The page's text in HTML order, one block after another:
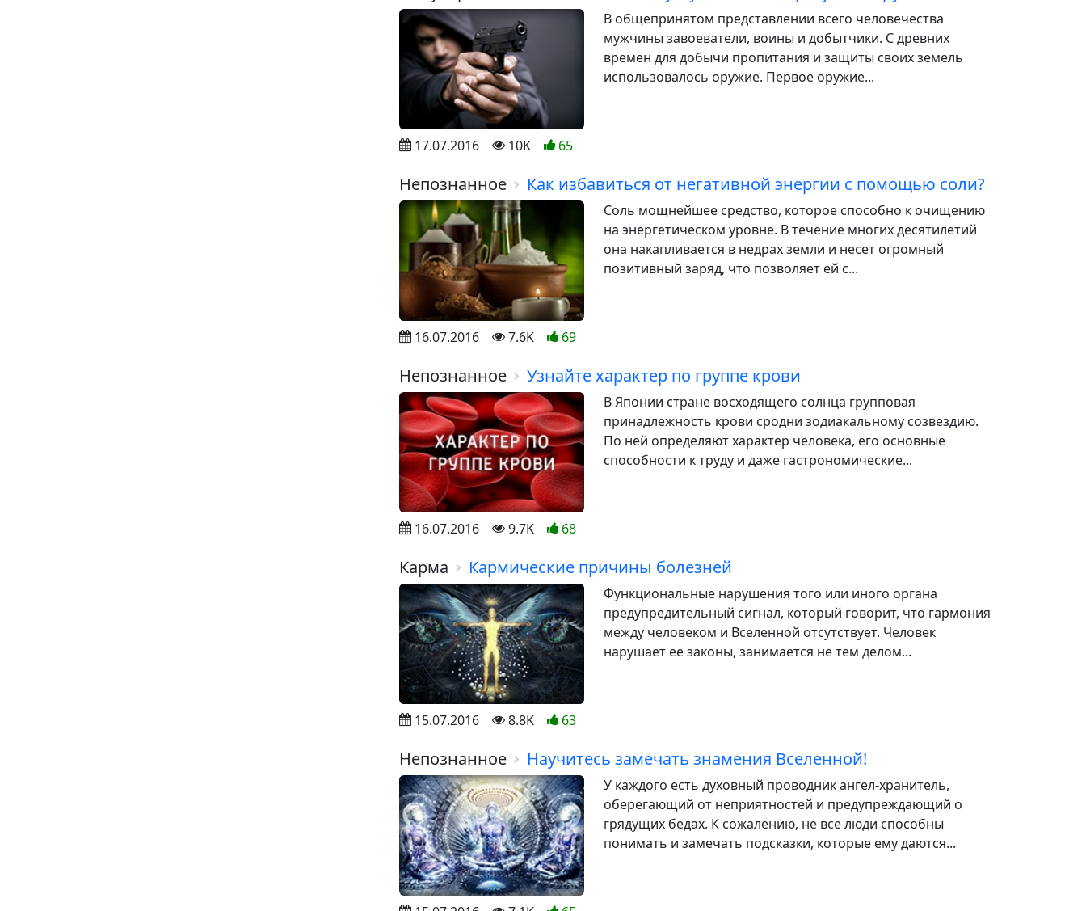
В общепринятом представлении всего человечества
мужчины завоеватели, воины и добытчики. С древних
времен для добычи пропитания и защиты своих земель
использовалось оружие. Первое оружие...
17.07.2016 10K 65
Непознанное Как избавиться от негативной энергии с помощью соли?
Соль мощнейшее средство, которое способно к очищению
на энергетическом уровне. В течение многих десятилетий
она накапливается в недрах земли и несет огромный
позитивный заряд, что позволяет ей с...
16.07.2016 7.6K 69
Непознанное Узнайте характер по группе крови
В Японии стране восходящего солнца групповая
принадлежность крови сродни зодиакальному созвездию.
По ней определяют характер человека, его основные
способности к труду и даже гастрономические...
16.07.2016 9.7K 68
Карма Кармические причины болезней
Функциональные нарушения того или иного органа
предупредительный сигнал, который говорит, что гармония
между человеком и Вселенной отсутствует. Человек
нарушает ее законы, занимается не тем делом...
15.07.2016 8.8K 63
Непознанное Научитесь замечать знамения Вселенной!
У каждого есть духовный проводник ангел-хранитель,
оберегающий от неприятностей и предупреждающий о
грядущих бедах. К сожалению, не все люди способны
понимать и замечать подсказки, которые ему даются...